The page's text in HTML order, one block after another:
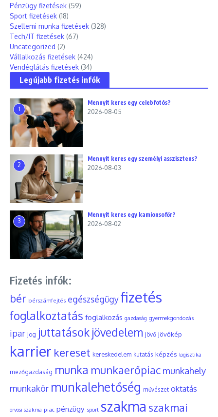
Pénzügy fizetések (59)
Sport fizetések (18)
Szellemi munka fizetések (328)
Tech/IT fizetések (67)
Uncategorized (2)
Vállalkozás fizetések (424)
Vendéglátás fizetések (34)
Legújabb fizetés infók
1
Mennyit keres egy celebfotós?
2026-08-05
2
Mennyit keres egy személyi asszisztens?
2026-08-03
3
Mennyit keres egy kamionsofőr?
2026-08-02
Fizetés infók:
bér bérszámfejtés egészségügyfizetés
foglalkoztatás foglalkozás gazdaság gyermekgondozás
ipar jog juttatások jövedelem jövő jövőkép
karrier kereset kereskedelem kutatás képzés logisztika
mezőgazdaság munka munkaerőpiac munkahely
munkakör munkalehetőség művészet oktatás
orvosi szakma piac pénzügy sport szakma szakmai